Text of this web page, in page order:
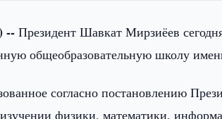
-- Президент Шавкат Мирзиёев
общеобразовательную школу
согласно постановлению
физики, математики,